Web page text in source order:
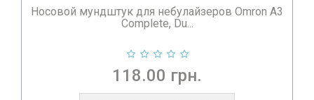
Носовой мундштук для небулайзеров Omron A3
Complete, Du...
118.00 грн.